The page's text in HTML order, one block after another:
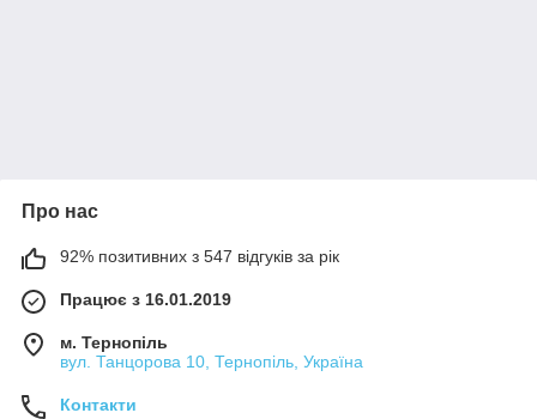
Про нас
92% позитивних з 547 відгуків за рік
Працює з 16.01.2019
м. Тернопіль
вул. Танцорова 10, Тернопіль, Україна
Контакти